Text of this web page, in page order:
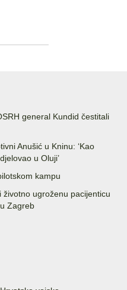
general Kundid čestitali
Anušić u Kninu: ‘Kao
u Oluji’
kampu
ugroženu pacijenticu
Zagreb